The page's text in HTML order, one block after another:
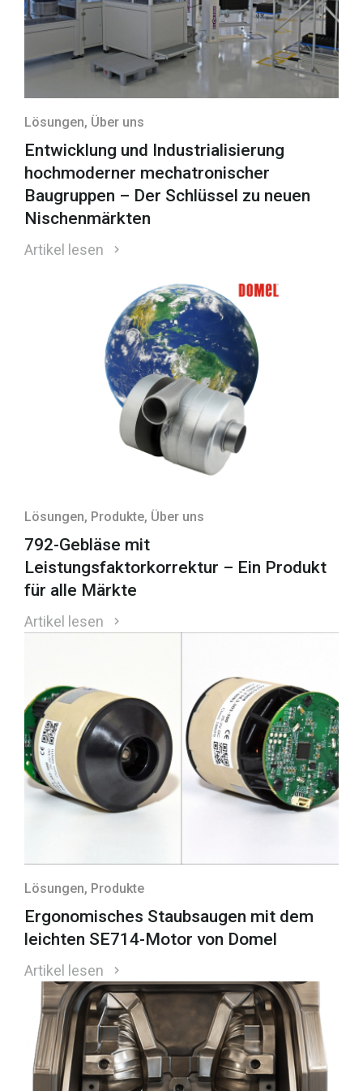
Lösungen, Über uns
Entwicklung und Industrialisierung
hochmoderner mechatronischer
Baugruppen – Der Schlüssel zu neuen
Nischenmärkten
Artikel lesen
Lösungen, Produkte, Über uns
792-Gebläse mit
Leistungsfaktorkorrektur – Ein Produkt
für alle Märkte
Artikel lesen
Lösungen, Produkte
Ergonomisches Staubsaugen mit dem
leichten SE714-Motor von Domel
Artikel lesen